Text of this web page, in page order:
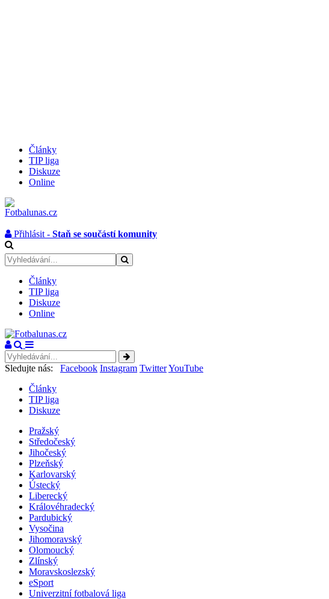
Články
TIP liga
Diskuze
Online
Přihlásit - Staň se součástí komunity
Články
TIP liga
Diskuze
Online
Sledujte nás: Facebook Instagram TwitterYouTube
Články
TIP liga
Diskuze
Pražský
Středočeský
Jihočeský
Plzeňský
Karlovarský
Ústecký
Liberecký
Královéhradecký
Pardubický
Vysočina
Jihomoravský
Olomoucký
Zlínský
Moravskoslezský
eSport
Univerzitní fotbalová liga